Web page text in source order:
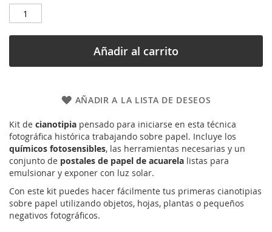
Añadir al carrito
AÑADIR A LA LISTA DE DESEOS
Kit de cianotipia pensado para iniciarse en esta técnica
fotográfica histórica trabajando sobre papel. Incluye los
químicos fotosensibles, las herramientas necesarias y un
conjunto de postales de papel de acuarela listas para
emulsionar y exponer con luz solar.
Con este kit puedes hacer fácilmente tus primeras cianotipias
sobre papel utilizando objetos, hojas, plantas o pequeños
negativos fotográficos.